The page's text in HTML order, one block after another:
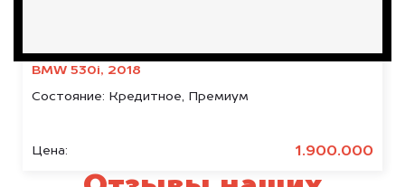
BMW 530i, 2018
Состояние: Кредитное, Премиум
Цена: 1.900.000